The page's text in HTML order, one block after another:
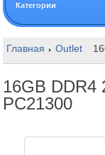
Категории
Главная Outlet
16GB DDR4
PC21300